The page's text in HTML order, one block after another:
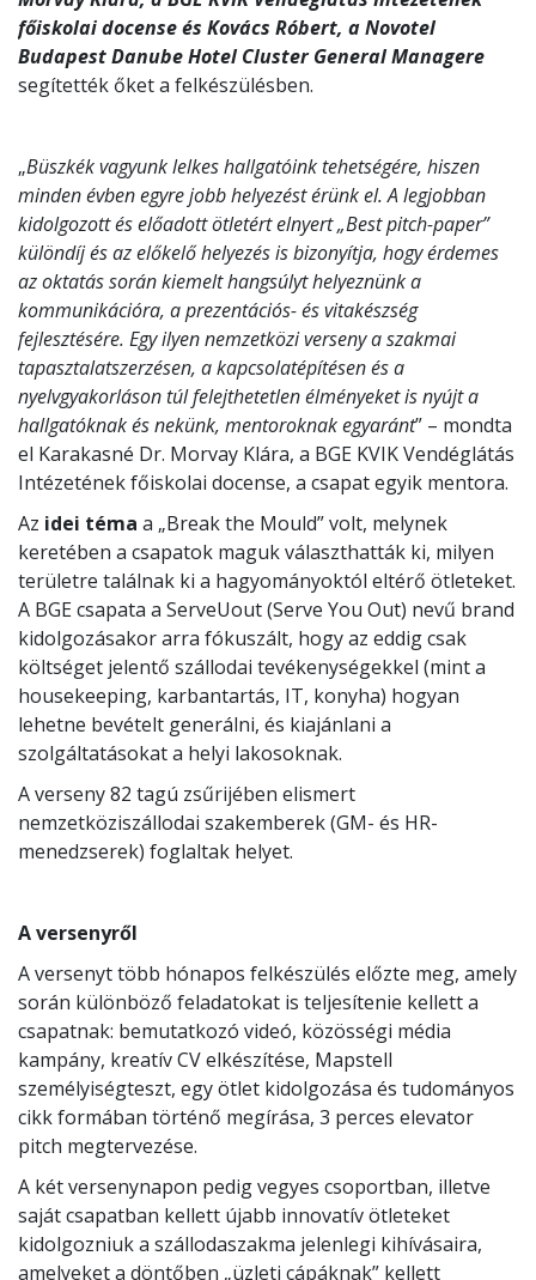
főiskolai docense és Kovács Róbert, a Novotel
Budapest Danube Hotel Cluster General Managere
segítették őket a felkészülésben.
„Büszkék vagyunk lelkes hallgatóink tehetségére, hiszen
minden évben egyre jobb helyezést érünk el. A legjobban
kidolgozott és előadott ötletért elnyert „Best pitch-paper”
különdíj és az előkelő helyezés is bizonyítja, hogy érdemes
az oktatás során kiemelt hangsúlyt helyeznünk a
kommunikációra, a prezentációs- és vitakészség
fejlesztésére. Egy ilyen nemzetközi verseny a szakmai
tapasztalatszerzésen, a kapcsolatépítésen és a
nyelvgyakorláson túl felejthetetlen élményeket is nyújt a
hallgatóknak és nekünk, mentoroknak egyaránt” – mondta
el Karakasné Dr. Morvay Klára, a BGE KVIK Vendéglátás
Intézetének főiskolai docense, a csapat egyik mentora.
Az idei téma a „Break the Mould” volt, melynek
keretében a csapatok maguk választhatták ki, milyen
területre találnak ki a hagyományoktól eltérő ötleteket.
A BGE csapata a ServeUout (Serve You Out) nevű brand
kidolgozásakor arra fókuszált, hogy az eddig csak
költséget jelentő szállodai tevékenységekkel (mint a
housekeeping, karbantartás, IT, konyha) hogyan
lehetne bevételt generálni, és kiajánlani a
szolgáltatásokat a helyi lakosoknak.
A verseny 82 tagú zsűrijében elismert
nemzetköziszállodai szakemberek (GM- és HR-
menedzserek) foglaltak helyet.
A versenyről
A versenyt több hónapos felkészülés előzte meg, amely
során különböző feladatokat is teljesítenie kellett a
csapatnak: bemutatkozó videó, közösségi média
kampány, kreatív CV elkészítése, Mapstell
személyiségteszt, egy ötlet kidolgozása és tudományos
cikk formában történő megírása, 3 perces elevator
pitch megtervezése.
A két versenynapon pedig vegyes csoportban, illetve
saját csapatban kellett újabb innovatív ötleteket
kidolgozniuk a szállodaszakma jelenlegi kihívásaira,
amelyeket a döntőben „üzleti cápáknak” kellett